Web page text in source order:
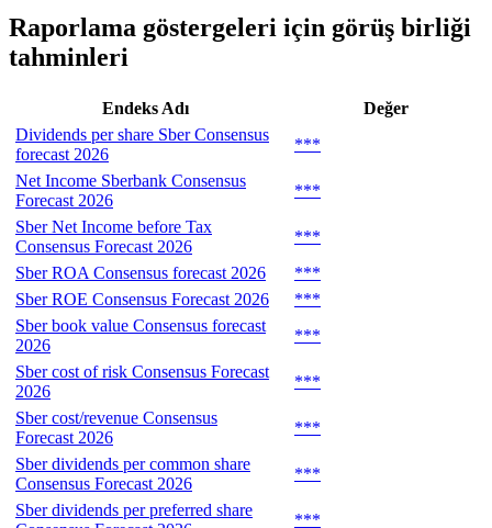
Raporlama göstergeleri için görüş birliği
tahminleri
Endeks Adı
Değer
Dividends per share Sber Consensus
forecast 2026
***
Net Income Sberbank Consensus
Forecast 2026
***
Sber Net Income before Tax
Consensus Forecast 2026
***
Sber ROA Consensus forecast 2026
***
Sber ROE Consensus Forecast 2026
***
Sber book value Consensus forecast
2026
***
Sber cost of risk Consensus Forecast
2026
***
Sber cost/revenue Consensus
Forecast 2026
***
Sber dividends per common share
Consensus Forecast 2026
***
Sber dividends per preferred share
***